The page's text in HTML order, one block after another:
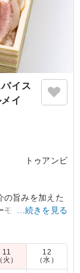
と思いま
ング
イス
イ
トゥアンビ
の旨みを加えた
モンと、数十種
き。ごはんの
なトリプルメ
エリアもお楽
く様々なメイ
…続きを見る
11
（火）
12
（水）